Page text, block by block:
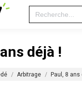
Search
for:
déjà !
Arbitrage Paul, 8 ans